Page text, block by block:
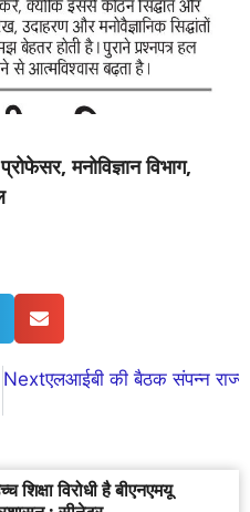
मनोविज्ञान विभाग,
Nextएलआईबी की बैठक संपन्न
शिक्षा विरोधी है बीएनएमयू